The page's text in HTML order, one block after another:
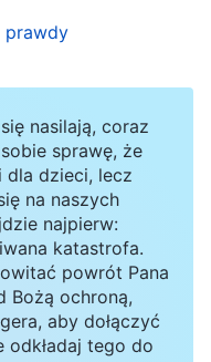
przyszli mi
się na
Gdybym
mama na pewno
znów
tak jak
mama często
nami gardzą,
prawdy
nasilają, coraz
sprawę, że
dzieci, lecz
na naszych
najpierw:
katastrofa.
powrót Pana
Bożą ochroną,
aby dołączyć
odkładaj tego do